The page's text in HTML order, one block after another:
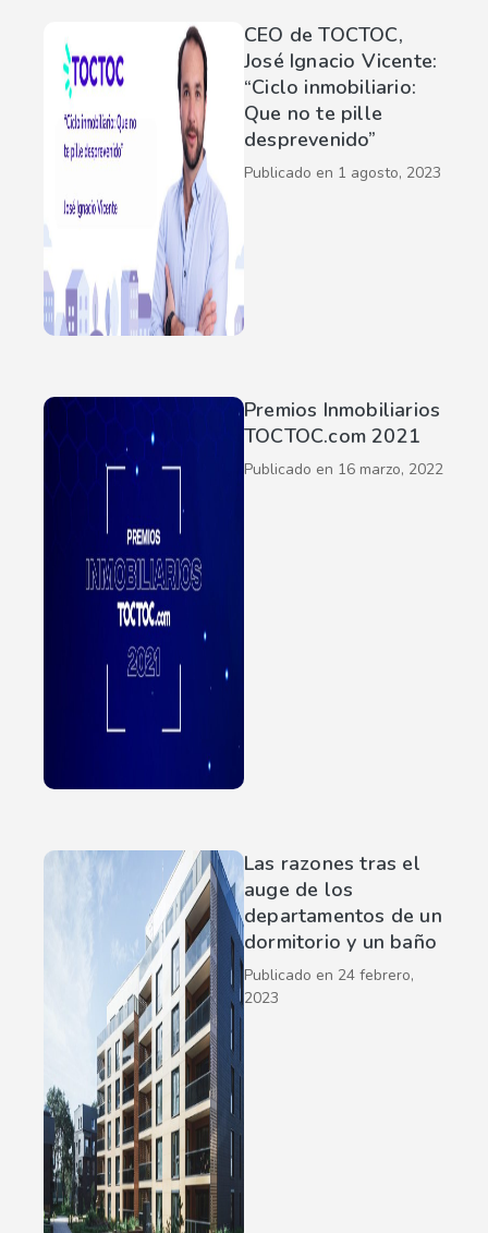
CEO de TOCTOC,
José Ignacio Vicente:
“Ciclo inmobiliario:
Que no te pille
desprevenido”
Publicado en 1 agosto, 2023
Premios Inmobiliarios
TOCTOC.com 2021
Publicado en 16 marzo, 2022
Las razones tras el
auge de los
departamentos de un
dormitorio y un baño
Publicado en 24 febrero,
2023